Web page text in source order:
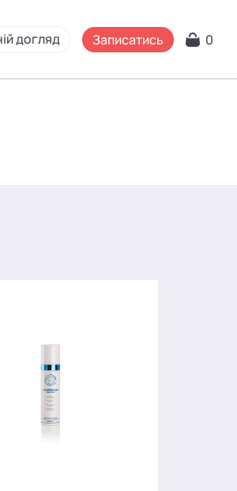
догляд Записатись 0